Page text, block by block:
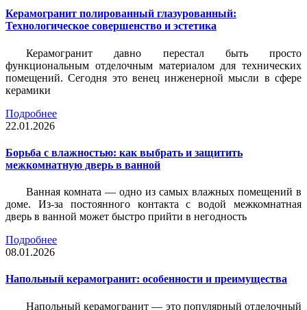
Керамогранит полированный глазурованный:
Технологическое совершенство и эстетика
Керамогранит давно перестал быть просто
функциональным отделочным материалом для технических
помещений. Сегодня это венец инженерной мысли в сфере
керамики
Подробнее
22.01.2026
Борьба с влажностью: как выбрать и защитить
межкомнатную дверь в ванной
Ванная комната — одно из самых влажных помещений в
доме. Из-за постоянного контакта с водой межкомнатная
дверь в ванной может быстро прийти в негодность
Подробнее
08.01.2026
Напольный керамогранит: особенности и преимущества
Напольный керамогранит — это популярный отделочный